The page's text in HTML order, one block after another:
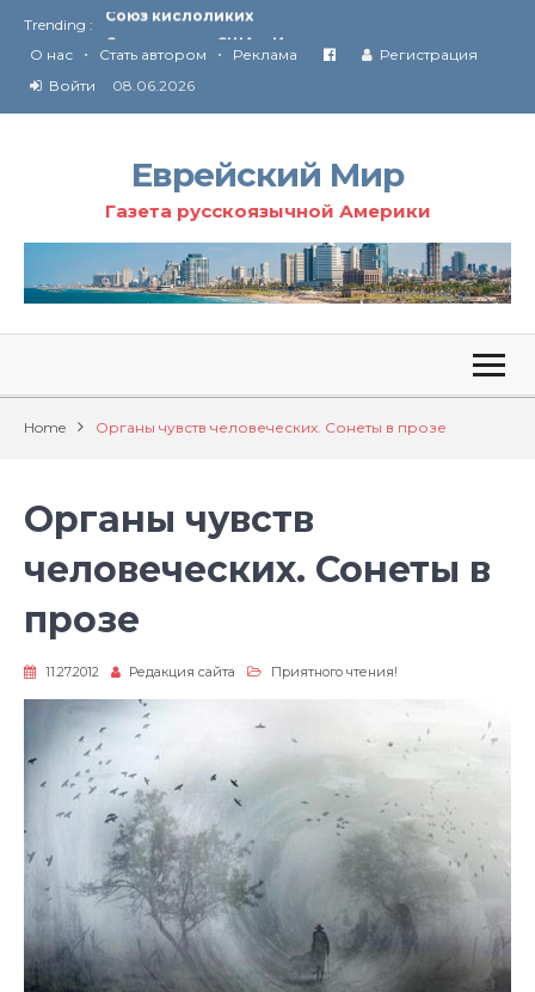
Trending :
Соглашение США с Ираном
Технология Революции в Иране
О нас • Стать автором • Реклама
Регистрация
Войти
08.06.2026
Еврейский Мир
Газета русскоязычной Америки
Home Органы чувств человеческих. Сонеты в прозе
Органы чувств
человеческих. Сонеты в
прозе
11.27.2012 Редакция сайта Приятного чтения!